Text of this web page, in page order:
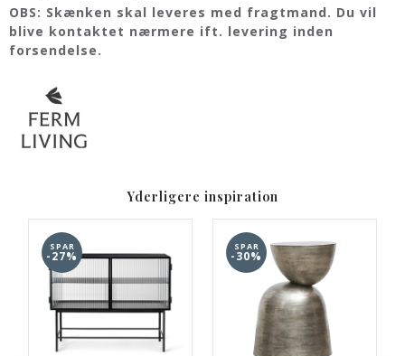
OBS: Skænken skal leveres med fragtmand. Du vil
blive kontaktet nærmere ift. levering inden
forsendelse.
Yderligere inspiration
SPAR
-27%
SPAR
-30%